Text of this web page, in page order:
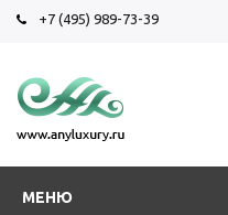
+7 (495) 989-73-39
МЕНЮ